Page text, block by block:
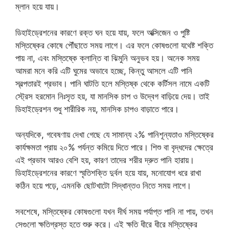
ম্লান হয়ে যায়।
ডিহাইড্রেশনের কারণে রক্ত ঘন হয়ে যায়, ফলে অক্সিজেন ও পুষ্টি
মস্তিষ্কের কোষে পৌঁছাতে সময় লাগে। এর ফলে কোষগুলো যথেষ্ট শক্তি
পায় না, এবং মস্তিষ্কে ক্লান্তি বা ঝিমুনি অনুভব হয়। অনেক সময়
আমরা মনে করি এটি ঘুমের অভাবে হচ্ছে, কিন্তু আসলে এটি পানি
স্বল্পতারই প্রভাব। পানি ঘাটতি হলে মস্তিষ্ক থেকে কর্টিসল নামে একটি
স্ট্রেস হরমোন নিঃসৃত হয়, যা মানসিক চাপ ও উদ্বেগ বাড়িয়ে দেয়। তাই
ডিহাইড্রেশন শুধু শারীরিক নয়, মানসিক চাপও বাড়াতে পারে।
অন্যদিকে, গবেষণায় দেখা গেছে যে সামান্য ২% পানিশূন্যতাও মস্তিষ্কের
কার্যক্ষমতা প্রায় ২০% পর্যন্ত কমিয়ে দিতে পারে। শিশু বা বৃদ্ধদের ক্ষেত্রে
এই প্রভাব আরও বেশি হয়, কারণ তাদের শরীর দ্রুত পানি হারায়।
ডিহাইড্রেশনের কারণে স্মৃতিশক্তি দুর্বল হয়ে যায়, মনোযোগ ধরে রাখা
কঠিন হয়ে পড়ে, এমনকি ছোটখাটো সিদ্ধান্তও নিতে সময় লাগে।
সবশেষে, মস্তিষ্কের কোষগুলো যখন দীর্ঘ সময় পর্যাপ্ত পানি না পায়, তখন
সেগুলো ক্ষতিগ্রস্ত হতে শুরু করে। এই ক্ষতি ধীরে ধীরে মস্তিষ্কের